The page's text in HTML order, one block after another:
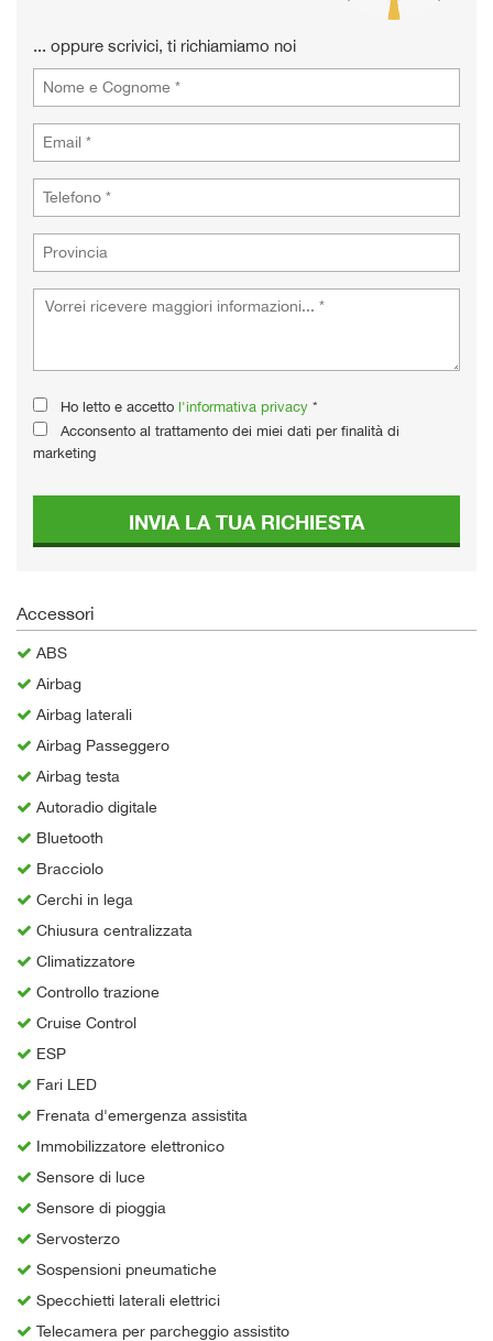
... oppure scrivici, ti richiamiamo noi
Ho letto e accetto l'informativa privacy *
Acconsento al trattamento dei miei dati per finalità di
marketing
INVIA LA TUA RICHIESTA
Accessori
ABS
Airbag
Airbag laterali
Airbag Passeggero
Airbag testa
Autoradio digitale
Bluetooth
Bracciolo
Cerchi in lega
Chiusura centralizzata
Climatizzatore
Controllo trazione
Cruise Control
ESP
Fari LED
Frenata d'emergenza assistita
Immobilizzatore elettronico
Sensore di luce
Sensore di pioggia
Servosterzo
Sospensioni pneumatiche
Specchietti laterali elettrici
Telecamera per parcheggio assistito